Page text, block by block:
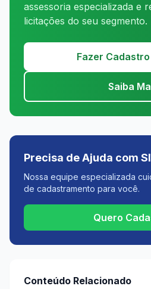
assessoria especializada e
licitações do seu segmento.
Fazer Cadastro
Saiba
Precisa de Ajuda com
Nossa equipe especializada
de cadastramento para você.
Quero
Conteúdo Relacionado